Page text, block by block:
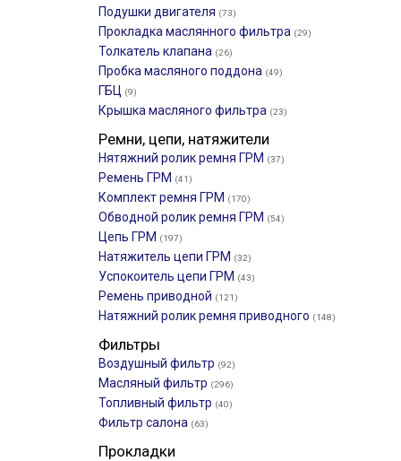
Подушки двигателя (73)
Прокладка маслянного фильтра (29)
Толкатель клапана (26)
Пробка масляного поддона (49)
ГБЦ (9)
Крышка масляного фильтра (23)
Ремни, цепи, натяжители
Нятяжний ролик ремня ГРМ (37)
Ремень ГРМ (41)
Комплект ремня ГРМ (170)
Обводной ролик ремня ГРМ (54)
Цепь ГРМ (197)
Натяжитель цепи ГРМ (32)
Успокоитель цепи ГРМ (43)
Ремень приводной (121)
Натяжний ролик ремня приводного (148)
Фильтры
Воздушный фильтр (92)
Масляный фильтр (296)
Топливный фильтр (40)
Фильтр салона (63)
Прокладки